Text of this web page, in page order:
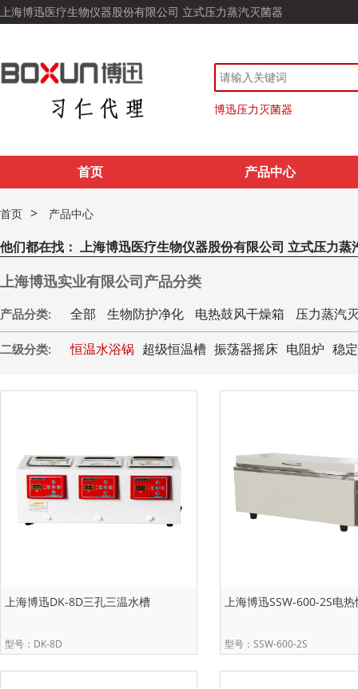
上海博迅医疗生物仪器股份有限公司 立式压力蒸汽灭菌器
博迅压力灭菌器
首页 产品中心
首页 > 产品中心
他们都在找： 上海博迅医疗生物仪器股份有限公司 立式压力蒸
上海博迅实业有限公司产品分类
产品分类: 全部 生物防护净化 电热鼓风干燥箱 压力蒸汽
二级分类: 恒温水浴锅 超级恒温槽 振荡器摇床 电阻炉 稳
上海博迅DK-8D三孔三温水槽
型号：DK-8D
上海博迅SSW-600-2S电
型号：SSW-600-2S